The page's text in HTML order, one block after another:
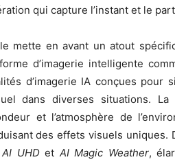
qui capture l’instant et le
mette en avant un atout
d’imagerie intelligente
d’imagerie IA conçues
dans diverses situations. La
et l’atmosphère de
des effets visuels uniques.
AI UHDet AI Magic Weather,